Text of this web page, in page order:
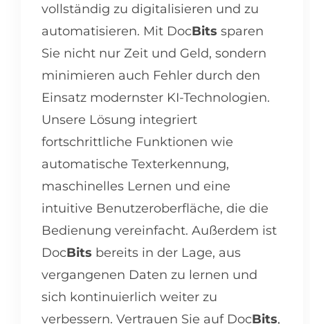
vollständig zu digitalisieren und zu
automatisieren. Mit DocBits sparen
Sie nicht nur Zeit und Geld, sondern
minimieren auch Fehler durch den
Einsatz modernster KI-Technologien.
Unsere Lösung integriert
fortschrittliche Funktionen wie
automatische Texterkennung,
maschinelles Lernen und eine
intuitive Benutzeroberfläche, die die
Bedienung vereinfacht. Außerdem ist
DocBits bereits in der Lage, aus
vergangenen Daten zu lernen und
sich kontinuierlich weiter zu
verbessern. Vertrauen Sie auf DocBits,